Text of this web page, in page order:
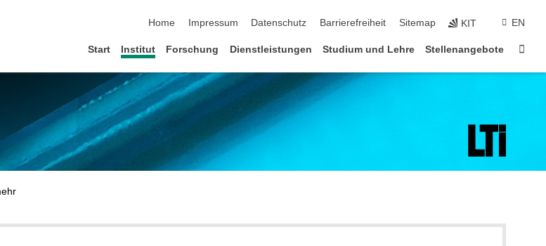
Home
Impressum Datenschutz Barrierefreiheit Sitemap KIT EN
Start Institut Forschung Dienstleistungen Studium und Lehre Stellenangebote